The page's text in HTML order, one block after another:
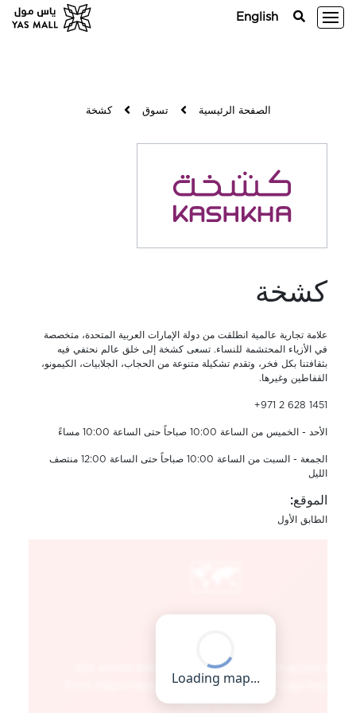
English
الصفحة الرئيسية تسوق كشخة
كشخة
علامة تجارية عالمية انطلقت من دولة الإمارات العربية المتحدة، متخصصة
في الأزياء المحتشمة للنساء. تسعى كشخة إلى خلق عالم نحتفي فيه
بثقافتنا بكل فخر، وتقدم تشكيلة متنوعة من الحجاب، الجلابيات، الكيمونو،
القفاطين وغيرها.
+971 2 628 1451
الأحد - الخميس من الساعة 10:00 صباحاً حتى الساعة 10:00 مساءً
الجمعة - السبت من الساعة 10:00 صباحاً حتى الساعة 12:00 منتصف
الليل
الموقع:
الطابق الأول